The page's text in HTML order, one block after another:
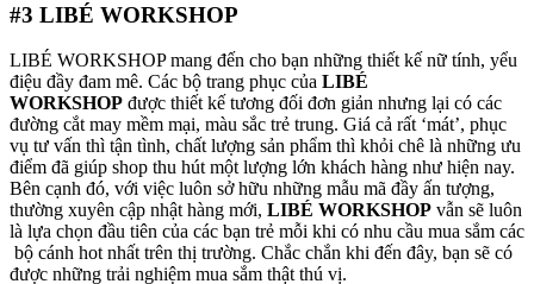
#3 LIBÉ WORKSHOP
LIBÉ WORKSHOP mang đến cho bạn những thiết kế nữ tính, yểu
điệu đầy đam mê. Các bộ trang phục của LIBÉ
WORKSHOP được thiết kế tương đối đơn giản nhưng lại có các
đường cắt may mềm mại, màu sắc trẻ trung. Giá cả rất ‘mát’, phục
vụ tư vấn thì tận tình, chất lượng sản phẩm thì khỏi chê là những ưu
điểm đã giúp shop thu hút một lượng lớn khách hàng như hiện nay.
Bên cạnh đó, với việc luôn sở hữu những mẫu mã đầy ấn tượng,
thường xuyên cập nhật hàng mới, LIBÉ WORKSHOP vẫn sẽ luôn
là lựa chọn đầu tiên của các bạn trẻ mỗi khi có nhu cầu mua sắm các
bộ cánh hot nhất trên thị trường. Chắc chắn khi đến đây, bạn sẽ có
được những trải nghiệm mua sắm thật thú vị.